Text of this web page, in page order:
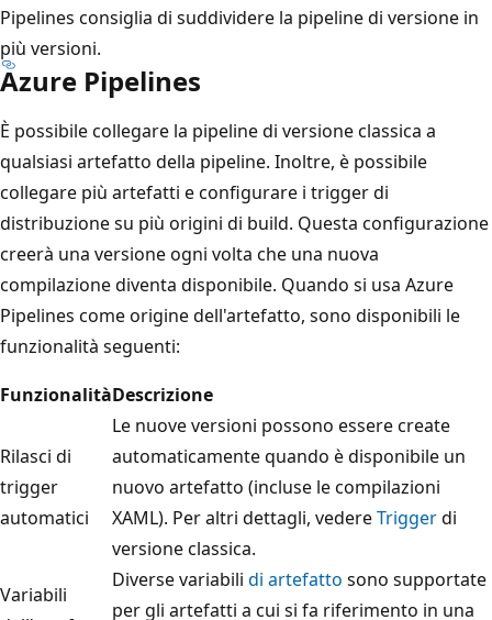
Pipelines consiglia di suddividere la pipeline di versione in
più versioni.
Azure Pipelines
È possibile collegare la pipeline di versione classica a
qualsiasi artefatto della pipeline. Inoltre, è possibile
collegare più artefatti e configurare i trigger di
distribuzione su più origini di build. Questa configurazione
creerà una versione ogni volta che una nuova
compilazione diventa disponibile. Quando si usa Azure
Pipelines come origine dell'artefatto, sono disponibili le
funzionalità seguenti:
FunzionalitàDescrizione
Rilasci di
trigger
automatici
Le nuove versioni possono essere create
automaticamente quando è disponibile un
nuovo artefatto (incluse le compilazioni
XAML). Per altri dettagli, vedereTriggerdi
versione classica.
Variabili
Diverse variabili di artefatto sono supportate
per gli artefatti a cui si fa riferimento in una